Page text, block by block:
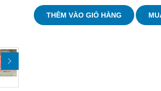
THÊM VÀO GIỎ HÀNG